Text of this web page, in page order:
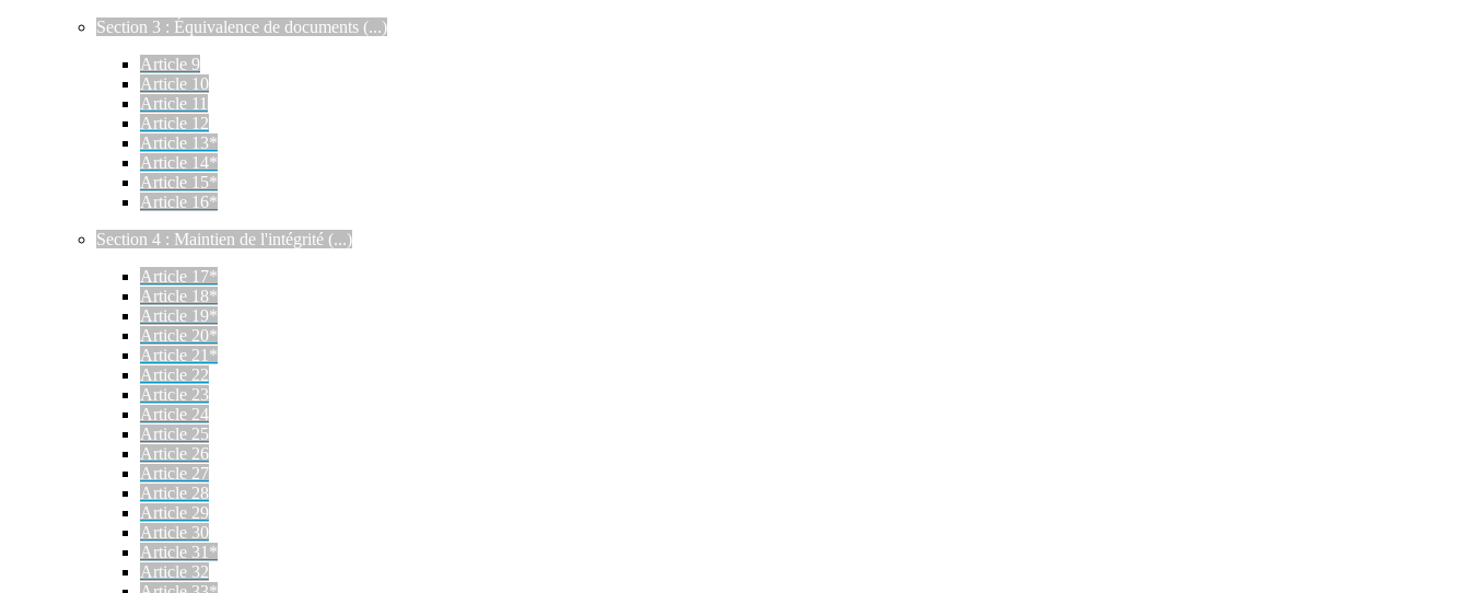
Section 3 : Équivalence de documents (...)
Article 9
Article 10
Article 11
Article 12
Article 13*
Article 14*
Article 15*
Article 16*
Section 4 : Maintien de l'intégrité (...)
Article 17*
Article 18*
Article 19*
Article 20*
Article 21*
Article 22
Article 23
Article 24
Article 25
Article 26
Article 27
Article 28
Article 29
Article 30
Article 31*
Article 32